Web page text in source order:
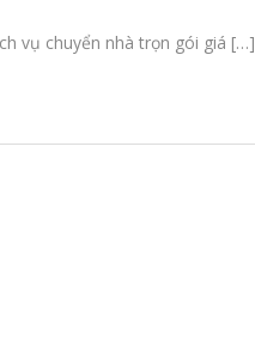
vụ chuyển nhà trọn gói giá […]